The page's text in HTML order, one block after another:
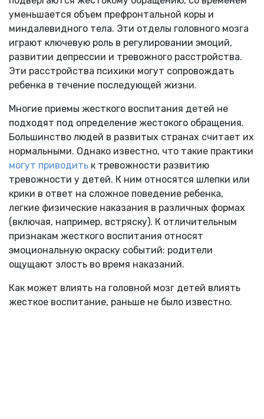
уменьшается объем префронтальной коры и
миндалевидного тела. Эти отделы головного мозга
играют ключевую роль в регулировании эмоций,
развитии депрессии и тревожного расстройства.
Эти расстройства психики могут сопровождать
ребенка в течение последующей жизни.
Многие приемы жесткого воспитания детей не
подходят под определение жестокого обращения.
Большинство людей в развитых странах считает их
нормальными. Однако известно, что такие практики
могут приводить к тревожности развитию
тревожности у детей. К ним относятся шлепки или
крики в ответ на сложное поведение ребенка,
легкие физические наказания в различных формах
(включая, например, встряску). К отличительным
признакам жесткого воспитания относят
эмоциональную окраску событий: родители
ощущают злость во время наказаний.
Как может влиять на головной мозг детей влиять
жесткое воспитание, раньше не было известно.